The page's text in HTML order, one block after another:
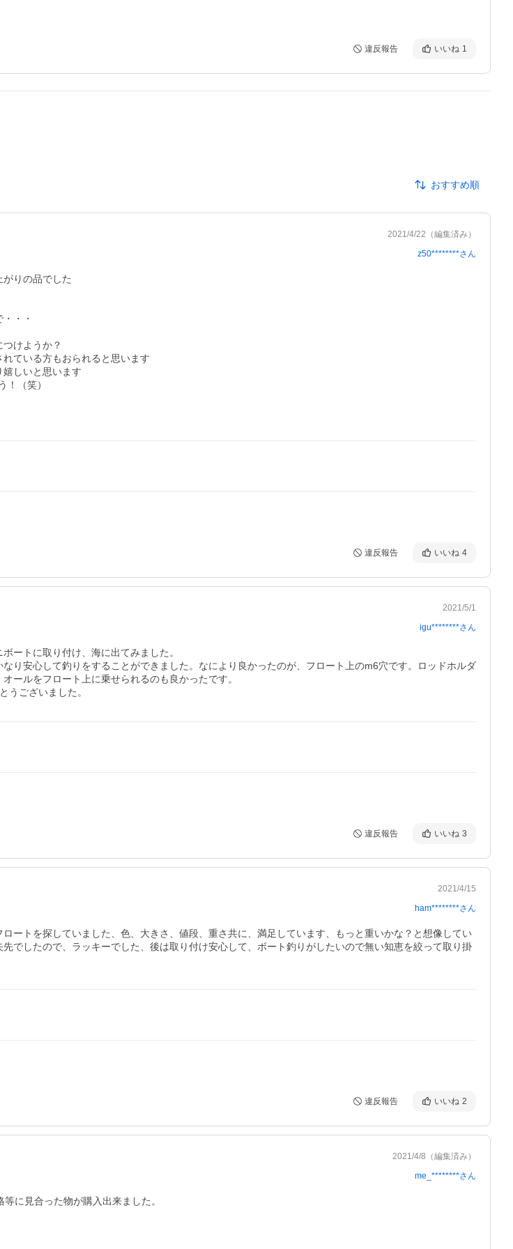
違反報告 いいね 1
おすすめ順
2021/4/22 （編集済み）
z50********さん
りの品でした
・・
けようか？
ている方もおられると思います
しいと思います
！（笑）
違反報告 いいね 4
2021/5/1
igu********さん
ートに取り付け、海に出てみました。
り安心して釣りをすることができました。なにより良かったのが、フロート上のm6穴です。ロッドホルダ
ールをフロート上に乗せられるのも良かったです。
うございました。
違反報告 いいね 3
2021/4/15
ham********さん
ートを探していました、色、大きさ、値段、重さ共に、満足しています、もっと重いかな？と想像してい
でしたので、ラッキーでした、後は取り付け安心して、ボート釣りがしたいので無い知恵を絞って取り掛
違反報告 いいね 2
2021/4/8 （編集済み）
me_********さん
に見合った物が購入出来ました。